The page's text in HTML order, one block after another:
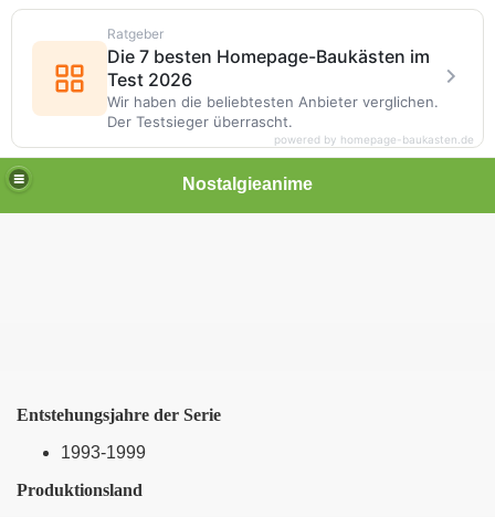
Nostalgieanime
Entstehungsjahre der Serie
1993-1999
Produktionsland
Ratgeber
Die 7 besten Homepage-Baukästen im
Test 2026
Wir haben die beliebtesten Anbieter verglichen.
Der Testsieger überrascht.
powered by homepage-baukasten.de